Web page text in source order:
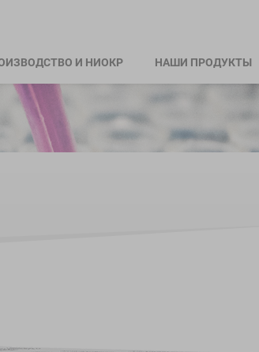
И НИОКР НАШИ ПРОДУКТЫ